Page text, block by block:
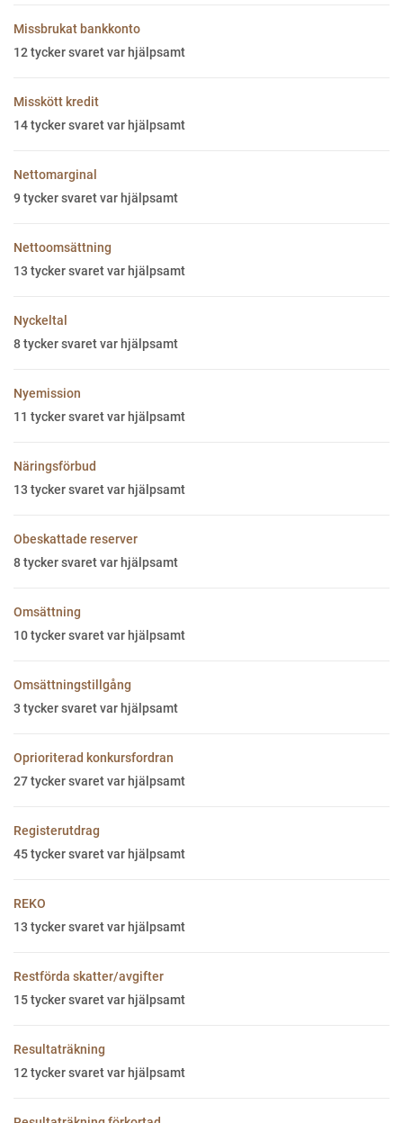
Missbrukat bankkonto
12tycker svaret var hjälpsamt
Misskött kredit
14tycker svaret var hjälpsamt
Nettomarginal
9 tycker svaret var hjälpsamt
Nettoomsättning
13 tycker svaret var hjälpsamt
Nyckeltal
8tycker svaret var hjälpsamt
Nyemission
11 tycker svaret var hjälpsamt
Näringsförbud
13 tycker svaret var hjälpsamt
Obeskattade reserver
8tycker svaret var hjälpsamt
Omsättning
10tycker svaret var hjälpsamt
Omsättningstillgång
3 tycker svaret var hjälpsamt
Oprioriterad konkursfordran
27tycker svaret var hjälpsamt
Registerutdrag
45tycker svaret var hjälpsamt
REKO
13 tycker svaret var hjälpsamt
Restförda skatter/avgifter
15tycker svaret var hjälpsamt
Resultaträkning
12tycker svaret var hjälpsamt